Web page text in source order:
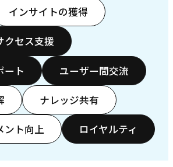
インサイトの獲得
クセス支援
ート ユーザー間交流
ナレッジ共有
ント向上 ロイヤルティ